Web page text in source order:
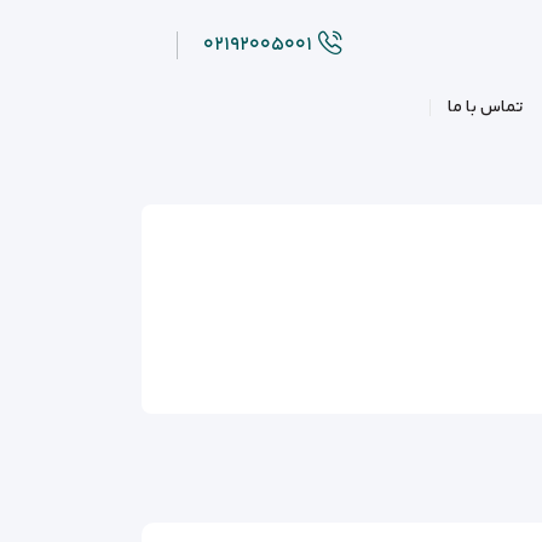
۰۲۱۹۲۰۰۵۰۰۱
تماس با ما